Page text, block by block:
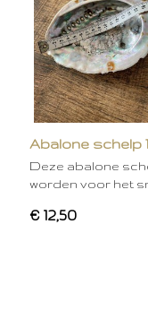
Abalone schelp
Deze abalone
worden voor het
€ 12,50